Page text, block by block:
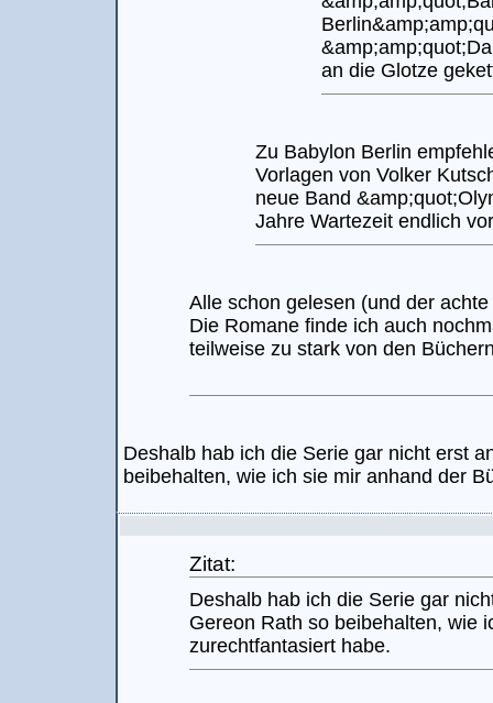
an die Glotze
Zu Babylon Berlin
Vorlagen von Volker
neue Band
Jahre Wartezeit endlich
Alle schon gelesen (und der
Die Romane finde ich auch
teilweise zu stark von den
Deshalb hab ich die Serie gar nicht erst
beibehalten, wie ich sie mir anhand der
Zitat:
Deshalb hab ich die Serie gar
Gereon Rath so beibehalten, wie
zurechtfantasiert habe.